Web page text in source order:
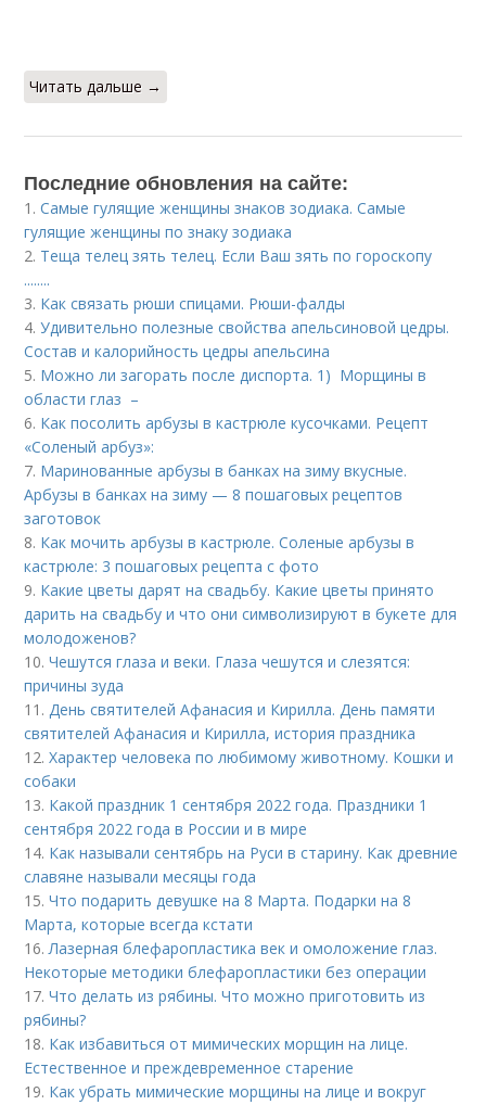
Читать дальше →
Последние обновления на сайте:
1.Самые гулящие женщины знаков зодиака. Самые
гулящие женщины по знаку зодиака
2. Теща телец зять телец. Если Ваш зять по гороскопу
........
3. Как связать рюши спицами. Рюши-фалды
4.Удивительно полезные свойства апельсиновой цедры.
Состав и калорийность цедры апельсина
5. Можно ли загорать после диспорта. 1) Морщины в
области глаз –
6. Как посолить арбузы в кастрюле кусочками. Рецепт
«Соленый арбуз»:
7. Маринованные арбузы в банках на зиму вкусные.
Арбузы в банках на зиму — 8 пошаговых рецептов
заготовок
8. Как мочить арбузы в кастрюле. Соленые арбузы в
кастрюле: 3 пошаговых рецепта с фото
9. Какие цветы дарят на свадьбу. Какие цветы принято
дарить на свадьбу и что они символизируют в букете для
молодоженов?
10.Чешутся глаза и веки. Глаза чешутся и слезятся:
причины зуда
11.День святителей Афанасия и Кирилла. День памяти
святителей Афанасия и Кирилла, история праздника
12.Характер человека по любимому животному. Кошки и
собаки
13. Какой праздник 1 сентября 2022 года. Праздники 1
сентября 2022 года в России и в мире
14. Как называли сентябрь на Руси в старину. Как древние
славяне называли месяцы года
15.Что подарить девушке на 8 Марта. Подарки на 8
Марта, которые всегда кстати
16.Лазерная блефаропластика век и омоложение глаз.
Некоторые методики блефаропластики без операции
17.Что делать из рябины. Что можно приготовить из
рябины?
18. Как избавиться от мимических морщин на лице.
Естественное и преждевременное старение
19. Как убрать мимические морщины на лице и вокруг